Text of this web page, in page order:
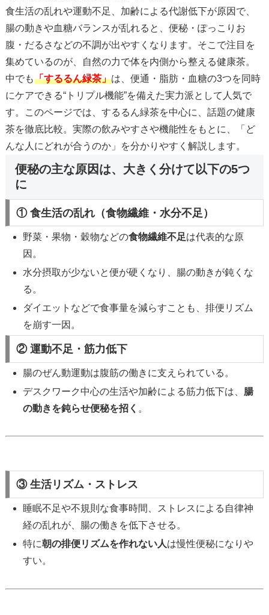
食生活の乱れや運動不足、加齢による代謝低下が原因で、
腸の動きや血糖バランスが乱れると、便秘・ぽっこりお
腹・だるさなどの不調が出やすくなります。そこで注目を
集めているのが、自然の力で体を内側から整える健康茶。
中でも「するるん緑茶」は、便通・脂肪・血糖の3つを同時
にケアできる“トリプル機能”を備えた実力派として人気で
す。このページでは、するるん緑茶を中心に、話題の健康
茶を徹底比較。実際の飲みやすさや機能性をもとに、「ど
んな人にどれが合うのか」を分かりやすく解説します。
便秘の主な原因は、大きく分けて以下の5つ
に
① 食生活の乱れ（食物繊維・水分不足）
野菜・果物・穀物などの食物繊維不足は代表的な原
因。
水分摂取が少ないと便が硬くなり、腸の動きが鈍くな
る。
ダイエットなどで食事量を減らすことも、排便リズム
を崩す一因。
② 運動不足・筋力低下
腸のぜん動運動は腹筋の働きに支えられている。
デスクワーク中心の生活や加齢による筋力低下は、 腸
の動きを鈍らせ便秘を招く 。
③ 生活リズム・ストレス
睡眠不足や不規則な食事時間、ストレスによる自律神
経の乱れが、腸の働きを低下させる。
特に朝の排便リズムを作れない人は慢性便秘になりや
すい。